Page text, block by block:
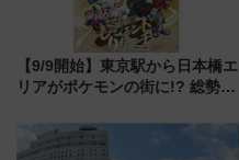
【9/9開始】東京駅から日本橋エ
リアがポケモンの街に!? 総勢
リサーチ」本格謎解き・グッズ
情報まとめ